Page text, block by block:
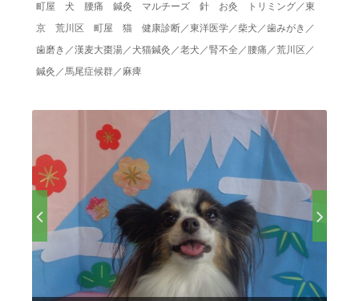
町屋 犬 腰痛 鍼灸 マルチーズ 針 お灸 トリミング／東
京 荒川区 町屋 猫 健康診断／東洋医学／柴犬 ／歯みがき ／
歯磨き ／漢麦大棗湯／犬猫鍼灸 ／老犬 ／腎不全 ／ 腰痛 ／荒川区 ／
鍼灸 ／馬尾症候群／ 麻痺